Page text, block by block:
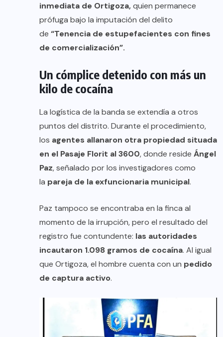
inmediata de Ortigoza,quien permanece
prófuga bajo la imputación del delito
de “Tenencia de estupefacientes con fines
de comercialización”.
Un cómplice detenido con más un
kilo de cocaína
La logística de la banda se extendía a otros
puntos del distrito. Durante el procedimiento,
los agentes allanaron otra propiedad situada
en el Pasaje Florit al 3600, donde reside Ángel
Paz, señalado por los investigadores como
la pareja de la exfuncionaria municipal.
Paz tampoco se encontraba en la finca al
momento de la irrupción, pero el resultado del
registro fue contundente: las autoridades
incautaron 1.098 gramos de cocaína. Al igual
que Ortigoza, el hombre cuenta con un pedido
de captura activo.